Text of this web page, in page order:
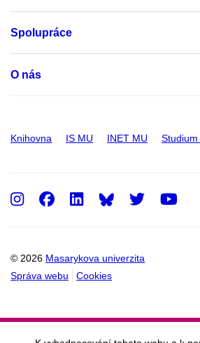
Spolupráce
O nás
Knihovna IS MU INET MU
© 2026 Masarykova univerzita
Správa webu
Cookies
Instagram
Facebook
LinkedIn